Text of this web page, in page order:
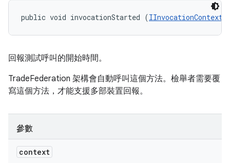
public void invocationStarted (IInvocationContext
回報測試呼叫的開始時間。
TradeFederation 架構會自動呼叫這個方法。檢舉者需要覆
寫這個方法，才能支援多部裝置回報。
參數
context